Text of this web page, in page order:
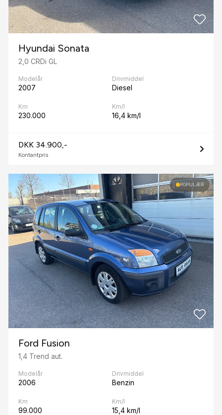
Hyundai Sonata
2,0 CRDi GL
Modelår
2007
Drivmiddel
Diesel
Km
230.000
Km/l
16,4 km/l
DKK 34.900,-
Kontantpris
POPULÆR
Ford Fusion
1,4 Trend aut.
Modelår
2006
Drivmiddel
Benzin
Km
99.000
Km/l
15,4 km/l